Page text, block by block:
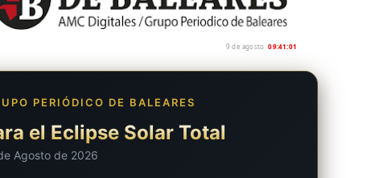
9 de agosto 09:41:02
PERIÓDICO DE BALEARES
el Eclipse Solar Total
Agosto de 2026